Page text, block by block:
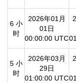
6 小
时
2026年01月
01日
00:00:00 UTC
5 小
时
2026年03月
29日
01:00:00 UTC